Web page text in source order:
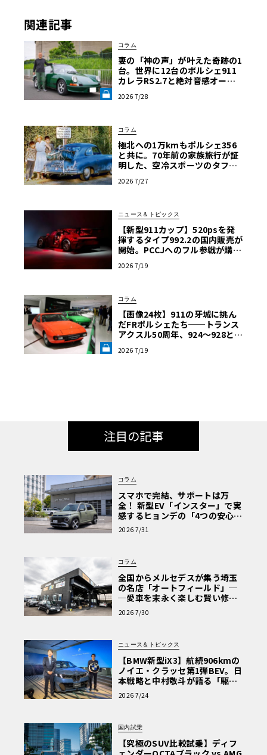
関連記事
コラム
妻の「神の声」が叶えた奇跡の1
台。世界に12台のポルシェ911
カレラRS2.7と絶対音感オーナ
体験】《LE VOLANT LAB》
2026 7/28
コラム
極北への1万kmもポルシェ356
と共に。70年前の家族旅行が証
明した、空冷スポーツのタフな
2026 7/27
ニュース＆トピックス
【新型911カップ】520psを発
揮するタイプ992.2の国内販売が
開始。PCCJへのフル参戦が購入
2026 7/19
コラム
【画像24枚】911の牙城に挑ん
だFRポルシェたち──トランス
アクスル50周年、924～928と幻
ANT LAB》
2026 7/19
注目の記事
コラム
スマホで完結、サポートは万
全！ 新型EV「インスター」で実
感するヒョンデの「4つの安心」
【第1回・ヒョンデ6つの疑問：
Why? Hyundai?】〈PR〉
2026 7/31
コラム
全国からメルセデスが集う埼玉
の名店「オートフィールド」─
─愛車を末永く楽しむ賢い修理
術と、プロがフックス製オイル
を選ぶ理由〈PR〉
2026 7/30
ニュース＆トピックス
【BMW新型iX3】航続906kmの
ノイエ・クラッセ第1弾BEV。日
本戦略と中村敬斗が語る「駆け
ぬける歓び」
2026 7/24
国内試乗
【究極のSUV比較試乗】ディフ